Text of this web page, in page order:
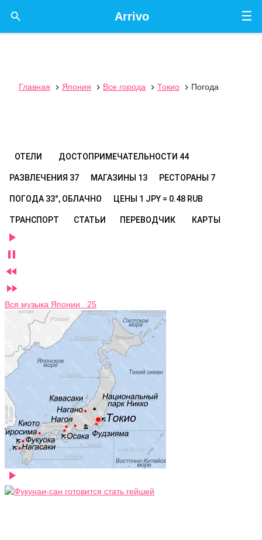
☰
Arrivo

Главная  Япония  Все города  Токио  Погода
ОТЕЛИ ДОСТОПРИМЕЧАТЕЛЬНОСТИ 44
РАЗВЛЕЧЕНИЯ 37 МАГАЗИНЫ 13 РЕСТОРАНЫ 7
ПОГОДА 33°, ОБЛАЧНО ЦЕНЫ 1 JPY = 0.48 RUB
ТРАНСПОРТ СТАТЬИ ПЕРЕВОДЧИК КАРТЫ




Вся музыка Японии 25
